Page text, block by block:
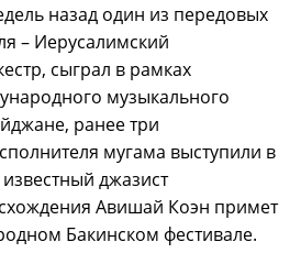
назад один из передовых
– Иерусалимский
сыграл в рамках
музыкального
ранее три
мугама выступили в
джазист
Авишай Коэн примет
Бакинском фестивале.